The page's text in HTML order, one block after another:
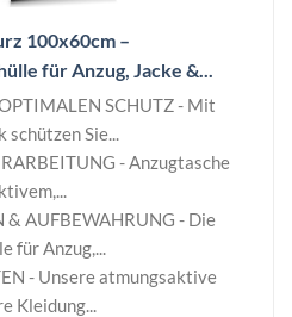
100x60cm –
für Anzug, Jacke &...
SCHUTZ - Mit
Sie...
- Anzugtasche
& AUFBEWAHRUNG - Die
für Anzug,...
- Unsere atmungsaktive
Kleidung...